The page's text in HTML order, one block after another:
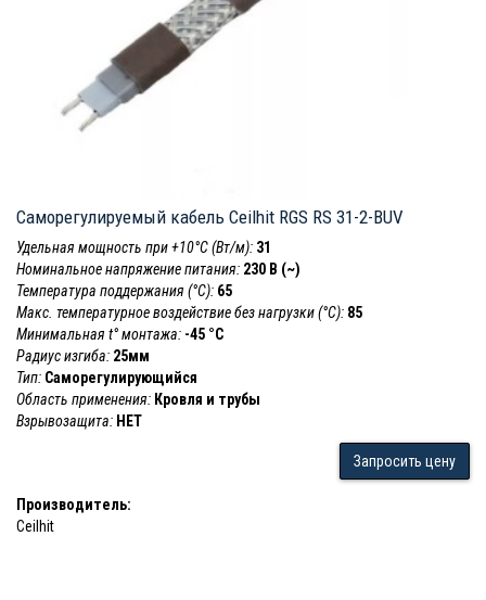
Саморегулируемый кабель Ceilhit RGS RS 31-2-BUV
Удельная мощность при +10°С (Вт/м): 31
Номинальное напряжение питания: 230 В (~)
Температура поддержания (°С): 65
Макс. температурное воздействие без нагрузки (°С): 85
Минимальная t° монтажа: -45 °С
Радиус изгиба: 25мм
Тип: Саморегулирующийся
Область применения: Кровля и трубы
Взрывозащита: НЕТ
Запросить цену
Производитель:
Ceilhit